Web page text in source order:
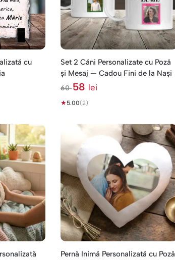
cu
Set 2 Căni Personalizate cu Poză
și Mesaj — Cadou Fini de la Nași
60
e
58 lei
★5.00(2)
Pernă Inimă Personalizată cu Poză